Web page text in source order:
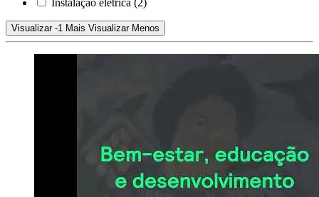
Visualizar -1 Mais Visualizar Menos